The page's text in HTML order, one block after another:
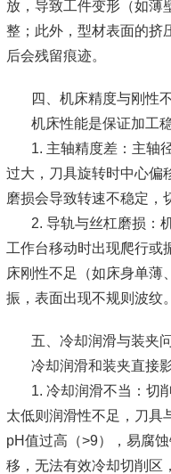
放，导致工件变形（如薄
整；此外，型材表面的挤
后会残留痕迹。
四、机床精度与刚性
机床性能是保证加工
1. 主轴精度差：主轴
过大，刀具旋转时中心偏
磨损会导致转速不稳定，
2. 导轨与丝杠磨损：
工作台移动时出现爬行或
床刚性不足（如床身单薄
振，表面出现不规则波纹。
五、冷却润滑与装夹
冷却润滑和装夹直接
1. 冷却润滑不当：切
太低则润滑性不足，刀具
pH值过高（>9），易腐
移，无法有效冷却切削区